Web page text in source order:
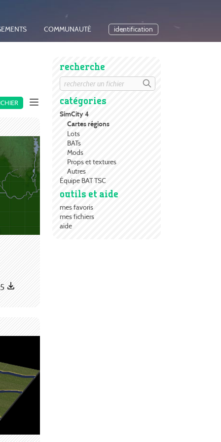
COMMUNAUTÉ identification
recherche
catégories
SimCity 4
Cartes régions
Lots
BATs
Mods
Props et textures
Autres
Équipe BAT TSC
outils et aide
mes favoris
mes fichiers
aide